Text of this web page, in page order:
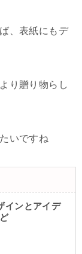
、表紙にもデ
り贈り物らし
いですね
インとアイデ